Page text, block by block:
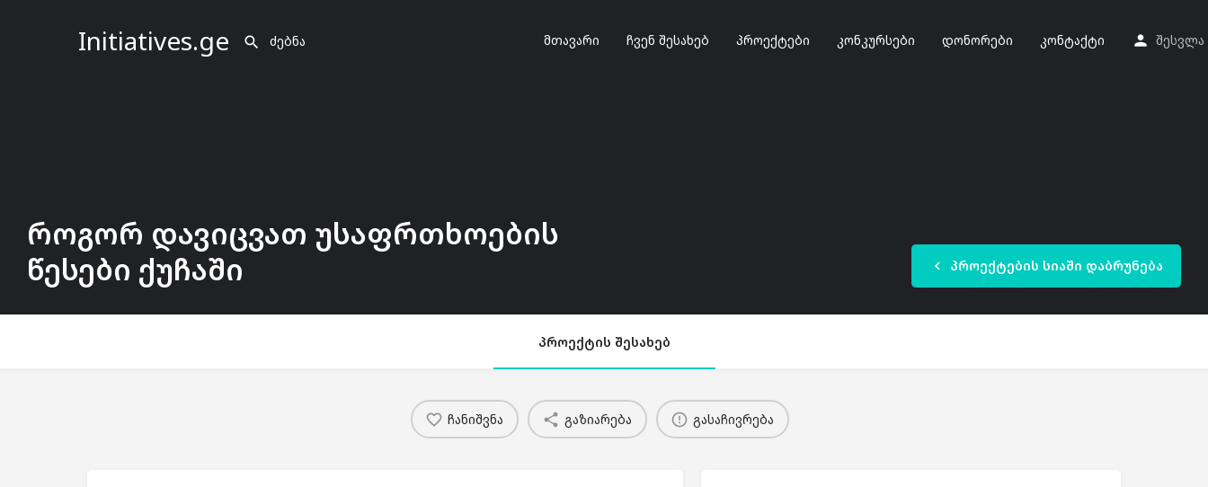
Initiatives.ge მთავარი ჩვენ შესახებ პროექტები კონკურსები დონორები კონტაქტი შესვლა
როგორ დავიცვათ უსაფრთხოების
წესები ქუჩაში
პროექტების სიაში დაბრუნება
პროექტის შესახებ
ჩანიშვნა გაზიარება გასაჩივრება